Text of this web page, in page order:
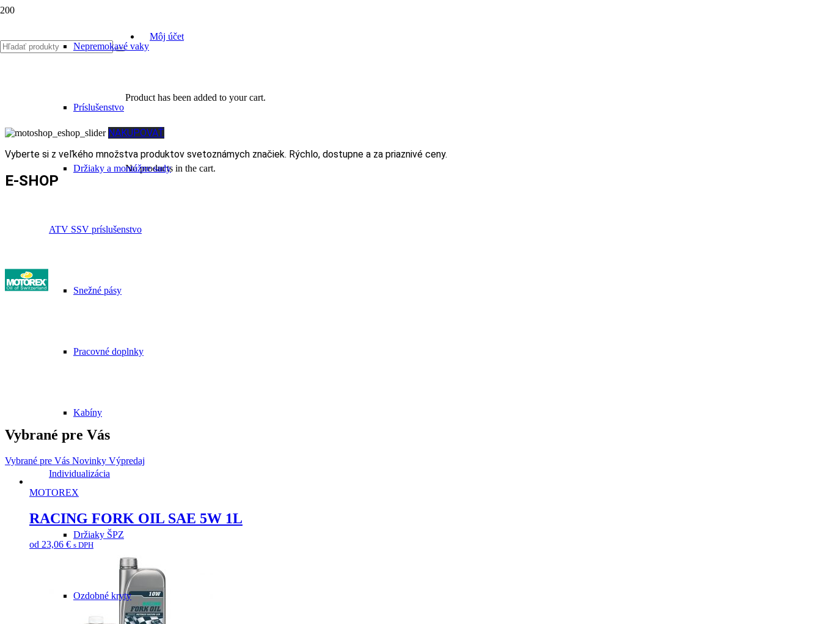
Môj účet
Product has been added to your cart.
No products in the cart.
Nepremokavé vaky
Príslušenstvo
Držiaky a montážne sady
ATV SSV príslušenstvo
Snežné pásy
Pracovné doplnky
Kabíny
Individualizácia
Držiaky ŠPZ
Ozdobné kryty
NAKUPOVAŤ
Vyberte si z veľkého množstva produktov svetoznámych značiek. Rýchlo, dostupne a za priaznivé ceny.
E-SHOP
Vybrané pre Vás
Vybrané pre Vás Novinky Výpredaj
MOTOREX
RACING FORK OIL SAE 5W 1L
od 23,06 € s DPH